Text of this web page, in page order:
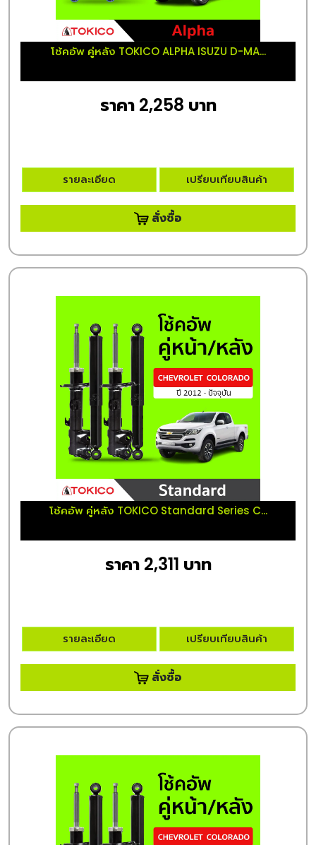
โช้คอัพ คู่หลัง TOKICO ALPHA ISUZU D-MA...
ราคา 2,258 บาท
รายละเอียด เปรียบเทียบสินค้า
สั่งซื้อ
โช้คอัพ คู่หลัง TOKICO Standard Series C...
ราคา 2,311 บาท
รายละเอียด เปรียบเทียบสินค้า
สั่งซื้อ